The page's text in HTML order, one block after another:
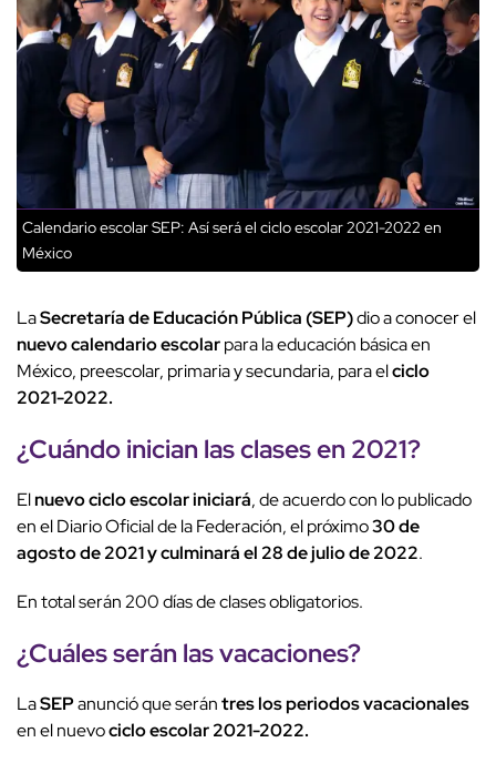
Calendario escolar SEP: Así será el ciclo escolar 2021-2022 en
México
LaSecretaría de Educación Pública (SEP)dio a conocer el
nuevo calendario escolarpara la educación básica en
México, preescolar, primaria y secundaria, para elciclo
2021-2022.
¿Cuándo inician las clases en 2021?
Elnuevo ciclo escolar iniciará, de acuerdo con lo publicado
en el Diario Oficial de la Federación, el próximo30 de
agosto de 2021 y culminará el 28 de julio de 2022.
En total serán 200 días de clases obligatorios.
¿Cuáles serán las vacaciones?
LaSEPanunció que serántres los periodos vacacionales
en el nuevociclo escolar 2021-2022.